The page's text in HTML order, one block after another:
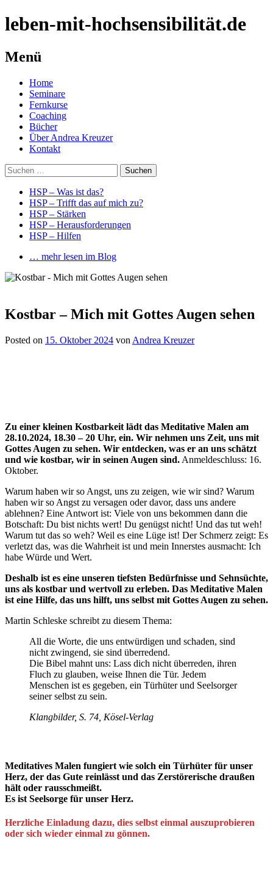
leben-mit-hochsensibilität.de
Menü
Springe
zum
Inhalt
Home
Seminare
Fernkurse
Coaching
Bücher
Über Andrea Kreuzer
Kontakt
Suchen
nach:
HSP – Was ist das?
HSP – Trifft das auf mich zu?
HSP – Stärken
HSP – Herausforderungen
HSP – Hilfen
… mehr lesen im Blog
Kostbar – Mich mit Gottes Augen sehen
Posted on 15. Oktober 2024 von Andrea Kreuzer
Zu einer kleinen Kostbarkeit lädt das Meditative Malen am
28.10.2024, 18.30 – 20 Uhr, ein. Wir nehmen uns Zeit, uns mit
Gottes Augen zu sehen. Wir entdecken, was er an uns schätzt
und wie kostbar, wir in seinen Augen sind. Anmeldeschluss: 16.
Oktober.
Warum haben wir so Angst, uns zu zeigen, wie wir sind? Warum
haben wir so Angst zu versagen oder davor, dass uns andere
ablehnen? Eine Antwort ist: Viele von uns bekommen dann die
Botschaft: Du bist nichts wert! Du genügst nicht! Und das tut weh!
Warum tut das so weh? Weil es eine Lüge ist! Der Schmerz zeigt: Es
verletzt das, was die Wahrheit ist und mein Innerstes ausmacht: Ich
habe Würde und Wert.
Deshalb ist es eine unseren tiefsten Bedürfnisse und Sehnsüchte,
uns als kostbar und wertvoll zu erleben. Das Meditative Malen
ist eine Hilfe, das uns hilft, uns selbst mit Gottes Augen zu sehen.
Martin Schleske schreibt zu diesem Thema:
All die Worte, die uns entwürdigen und schaden, sind
nicht zwingend, sie sind überredend.
Die Bibel mahnt uns: Lass dich nicht überreden, ihren
Fluch zu glauben, weise Ihnen die Tür. Jedem
Menschen ist es gegeben, ein Türhüter und Seelsorger
seiner selbst zu sein.
Klangbilder, S. 74, Kösel-Verlag
Meditatives Malen fungiert wie solch ein Türhüter für unser
Herz, der das Gute reinlässt und das Zerstörerische draußen
hält oder rausschmeißt.
Es ist Seelsorge für unser Herz.
Herzliche Einladung dazu, dies selbst einmal auszuprobieren
oder sich wieder einmal zu gönnen.